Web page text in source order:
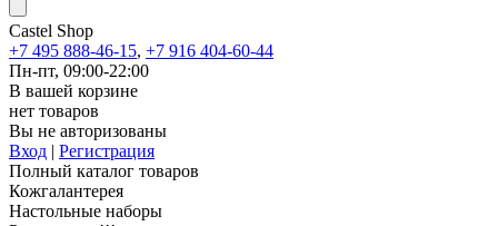
Castel Shop
+7 495 888-46-15, +7 916 404-60-44
Пн-пт, 09:00-22:00
В вашей корзине
нет товаров
Вы не авторизованы
Вход | Регистрация
Полный каталог товаров
Кожгалантерея
Настольные наборы